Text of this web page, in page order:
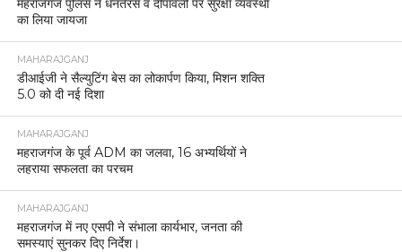
महराजगंज पुलिस ने धनतेरस व दीपावली पर सुरक्षा व्यवस्था
का लिया जायजा
MAHARAJGANJ
डीआईजी ने सैल्युटिंग बेस का लोकार्पण किया, मिशन शक्ति
5.0 को दी नई दिशा
MAHARAJGANJ
महराजगंज के पूर्व ADM का जलवा, 16 अभ्यर्थियों ने
लहराया सफलता का परचम
MAHARAJGANJ
महराजगंज में नए एसपी ने संभाला कार्यभार, जनता की
समस्याएं सुनकर दिए निर्देश।